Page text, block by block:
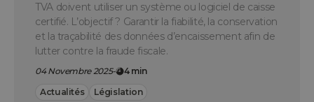
TVA doivent utiliser un système ou logiciel de caisse
certifié. L’objectif ? Garantir la fiabilité, la conservation
et la traçabilité des données d’encaissement afin de
lutter contre la fraude fiscale.
04 Novembre 2025-
4 min
Actualités
Législation